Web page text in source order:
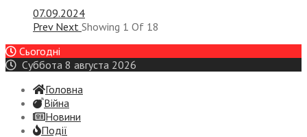
07.09.2024
Prev Next Showing 1 Of 18
Сьогодні
Суббота 8 августа 2026
Головна
Війна
Новини
Події